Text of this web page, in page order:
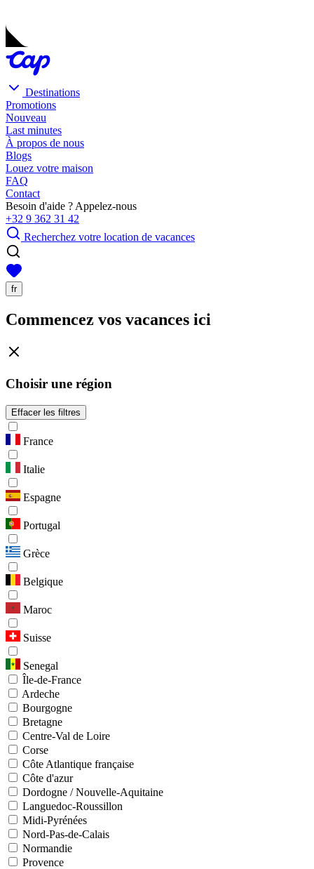
Destinations
Promotions
Nouveau
Last minutes
À propos de nous
Blogs
Louez votre maison
FAQ
Contact
Besoin d'aide ? Appelez-nous
+32 9 362 31 42
Recherchez votre location de vacances
fr
Commencez vos vacances ici
Choisir une région
Effacer les filtres
France
Italie
Espagne
Portugal
Grèce
Belgique
Maroc
Suisse
Senegal
Île-de-France
Ardeche
Bourgogne
Bretagne
Centre-Val de Loire
Corse
Côte Atlantique française
Côte d'azur
Dordogne / Nouvelle-Aquitaine
Languedoc-Roussillon
Midi-Pyrénées
Nord-Pas-de-Calais
Normandie
Provence